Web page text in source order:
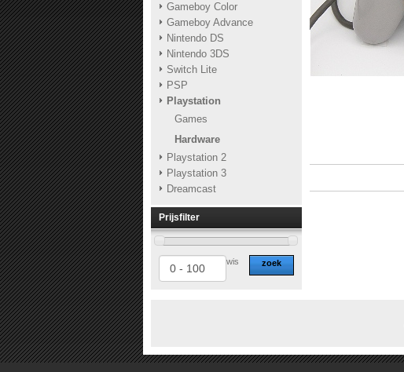
Gameboy Color
Gameboy Advance
Nintendo DS
Nintendo 3DS
Switch Lite
PSP
Playstation
Games
Hardware
Playstation 2
Playstation 3
Dreamcast
Prijsfilter
zoek
wis